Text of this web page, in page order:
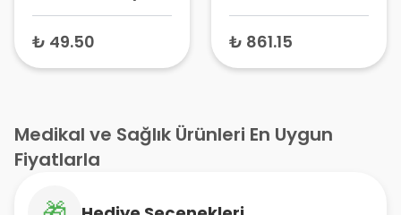
cm x 2 cm) –
Parmak Sabitleme
₺ 49.50
Ateli Standart –
Parmak Splinti, El
₺ 861.15
Medikal ve Sağlık Ürünleri En Uygun
Fiyatlarla